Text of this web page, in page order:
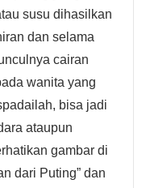
susu dihasilkan
dan selama
cairan
wanita yang
bisa jadi
ataupun
gambar di
dari Puting” dan